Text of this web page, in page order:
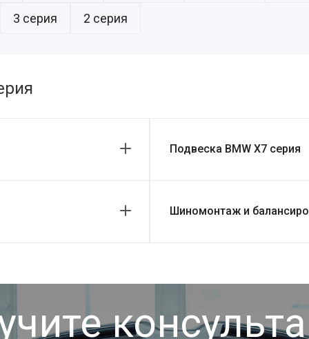
3 серия 2 серия
Подвеска BMW X7 серия
Шиномонтаж и